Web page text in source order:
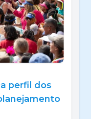
perfil dos